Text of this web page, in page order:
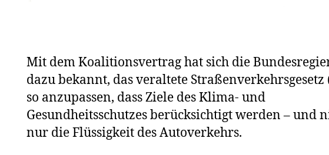
Mit dem Koalitionsvertrag hat sich die
dazu bekannt, das veraltete Straßenverkehrsgesetz
so anzupassen, dass Ziele des Klima- und
Gesundheitsschutzes berücksichtigt werden – und
nur die Flüssigkeit des Autoverkehrs.